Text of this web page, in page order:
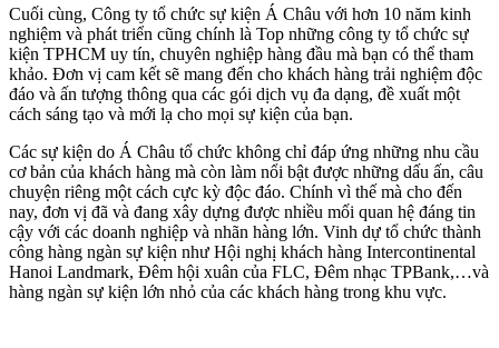
Cuối cùng, Công ty tổ chức sự kiện Á Châu với hơn 10 năm kinh
nghiệm và phát triển cũng chính là Top những công ty tổ chức sự
kiện TPHCM uy tín, chuyên nghiệp hàng đầu mà bạn có thể tham
khảo. Đơn vị cam kết sẽ mang đến cho khách hàng trải nghiệm độc
đáo và ấn tượng thông qua các gói dịch vụ đa dạng, đề xuất một
cách sáng tạo và mới lạ cho mọi sự kiện của bạn.
Các sự kiện do Á Châu tổ chức không chỉ đáp ứng những nhu cầu
cơ bản của khách hàng mà còn làm nổi bật được những dấu ấn, câu
chuyện riêng một cách cực kỳ độc đáo. Chính vì thế mà cho đến
nay, đơn vị đã và đang xây dựng được nhiều mối quan hệ đáng tin
cậy với các doanh nghiệp và nhãn hàng lớn. Vinh dự tổ chức thành
công hàng ngàn sự kiện như Hội nghị khách hàng Intercontinental
Hanoi Landmark, Đêm hội xuân của FLC, Đêm nhạc TPBank,…và
hàng ngàn sự kiện lớn nhỏ của các khách hàng trong khu vực.